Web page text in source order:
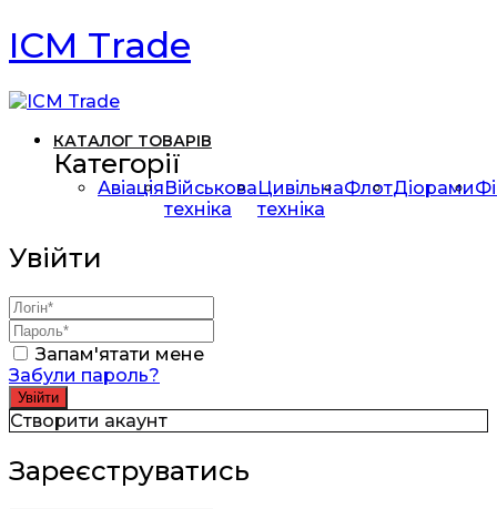
ICM Trade
КАТАЛОГ ТОВАРІВ
Категорії
АвіаціяВійськова
техніка
Цивільна
техніка
ФлотДіорами
Увійти
Запам'ятати мене
Забули пароль?
Створити акаунт
Зареєструватись